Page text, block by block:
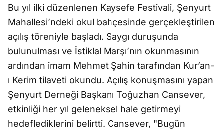
Bu yıl ilki düzenlenen Kaysefe Festivali, Şenyurt
Mahallesi’ndeki okul bahçesinde gerçekleştirilen
açılış töreniyle başladı. Saygı duruşunda
bulunulması ve İstiklal Marşı’nın okunmasının
ardından imam Mehmet Şahin tarafından Kur’an-
ı Kerim tilaveti okundu. Açılış konuşmasını yapan
Şenyurt Derneği Başkanı Toğuzhan Cansever,
etkinliği her yıl geleneksel hale getirmeyi
hedeflediklerini belirtti. Cansever, "Bugün